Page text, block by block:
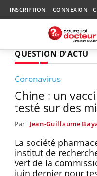
INSCRIPTION CONNEXION
QUESTION D'ACTU
Coronavirus
Chine : un
testé sur des
Par Jean-Guillaume
La société
institut de
vert de la
juin dernier pour